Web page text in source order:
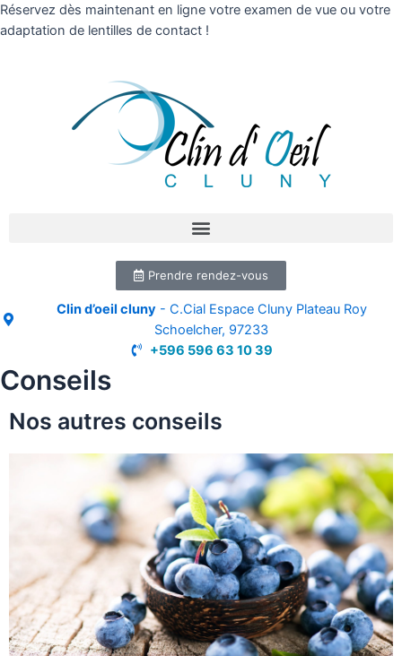
Réservez dès maintenant en ligne votre examen de vue ou votre
adaptation de lentilles de contact !
Prendre rendez-vous
Clin d’oeil cluny- C.Cial Espace Cluny Plateau Roy
Schoelcher, 97233
+596 596 63 10 39
Conseils
Nos autres conseils